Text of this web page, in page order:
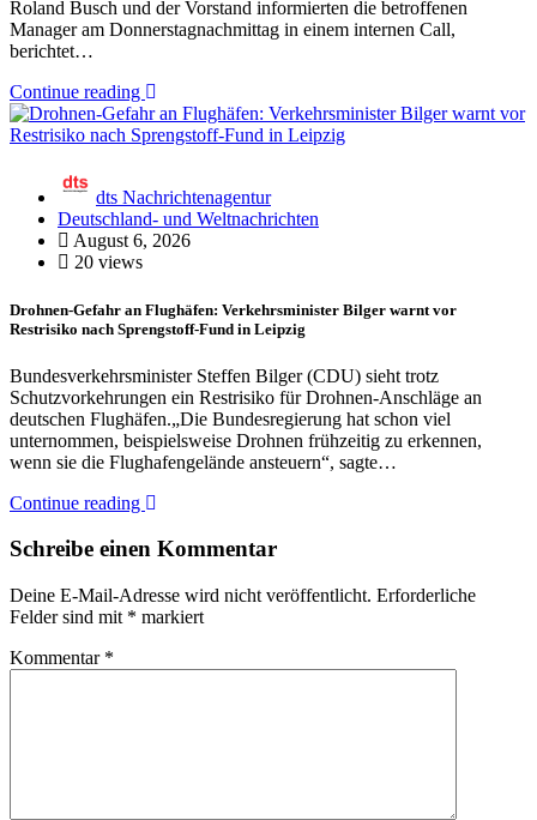
Roland Busch und der Vorstand informierten die betroffenen
Manager am Donnerstagnachmittag in einem internen Call,
berichtet…
Continue reading
dts Nachrichtenagentur
Deutschland- und Weltnachrichten
August 6, 2026
20 views
Drohnen-Gefahr an Flughäfen: Verkehrsminister Bilger warnt vor
Restrisiko nach Sprengstoff-Fund in Leipzig
Bundesverkehrsminister Steffen Bilger (CDU) sieht trotz
Schutzvorkehrungen ein Restrisiko für Drohnen-Anschläge an
deutschen Flughäfen.„Die Bundesregierung hat schon viel
unternommen, beispielsweise Drohnen frühzeitig zu erkennen,
wenn sie die Flughafengelände ansteuern“, sagte…
Continue reading
Schreibe einen Kommentar
Deine E-Mail-Adresse wird nicht veröffentlicht. Erforderliche
Felder sind mit * markiert
Kommentar *